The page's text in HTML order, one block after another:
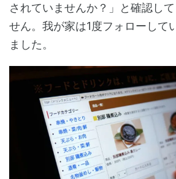
されていませんか？」と確認し
せん。我が家は1度フォローして
ました。